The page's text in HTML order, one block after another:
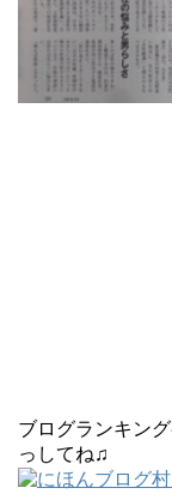
ブログランキン
っしてね♫